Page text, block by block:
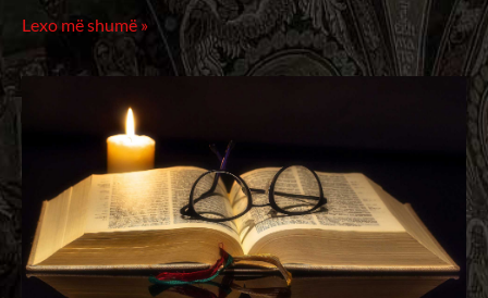
Lexo më shumë »